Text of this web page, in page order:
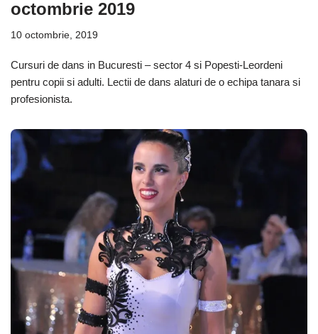
octombrie 2019
10 octombrie, 2019
Cursuri de dans in Bucuresti – sector 4 si Popesti-Leordeni
pentru copii si adulti. Lectii de dans alaturi de o echipa tanara si
profesionista.